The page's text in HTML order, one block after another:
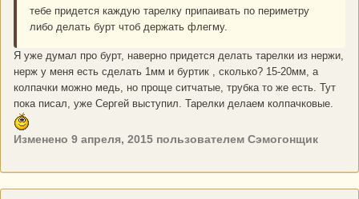
тебе придется каждую тарелку припаивать по периметру
либо делать бурт чтоб держать флегму.
Я уже думал про бурт, наверно придется делать тарелки из нержи,
нерж у меня есть сделать 1мм и буртик , сколько? 15-20мм, а
колпачки можно медь, но проще ситчатые, трубка то же есть. Тут
пока писал, уже Сергей выступил. Тарелки делаем колпачковые.
Изменено 9 апреля, 2015 пользователем Сэмогонщик